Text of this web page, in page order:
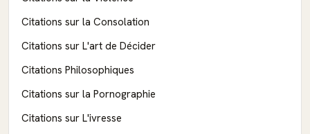
Citations sur la Consolation
Citations sur L'art de Décider
Citations Philosophiques
Citations sur la Pornographie
Citations sur L'ivresse